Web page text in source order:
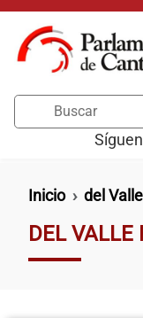
Pasar al contenido
Ruta de
Inicio del
DEL VALLE